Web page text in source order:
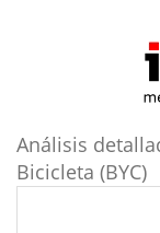
Análisis
Bicicleta (BYC)